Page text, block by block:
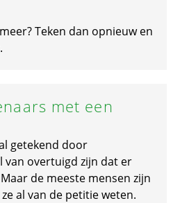
Teken dan opnieuw en
met een
getekend door
van overtuigd zijn dat er
de meeste mensen zijn
al van de petitie weten.